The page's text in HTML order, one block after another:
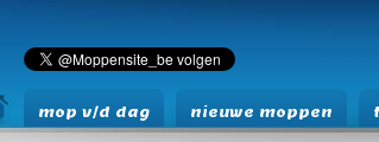
mop v/d dag nieuwe moppen